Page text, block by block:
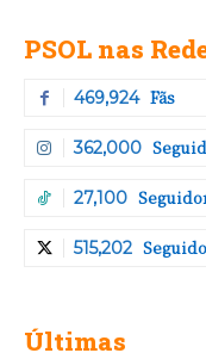
PSOL nas
469,924 Fãs
362,000
27,100
515,202
Últimas